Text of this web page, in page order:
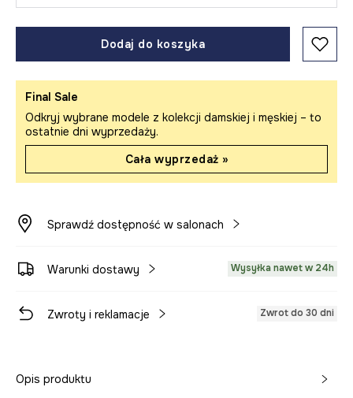
Dodaj do koszyka
Final Sale
Odkryj wybrane modele z kolekcji damskiej i męskiej – to
ostatnie dni wyprzedaży.
Cała wyprzedaż »
Sprawdź dostępność w salonach
Warunki dostawy Wysyłka nawet w 24h
Zwroty i reklamacje Zwrot do 30 dni
Opis produktu